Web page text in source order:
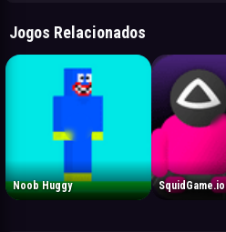
Jogos Relacionados
Noob Huggy SquidGame.io